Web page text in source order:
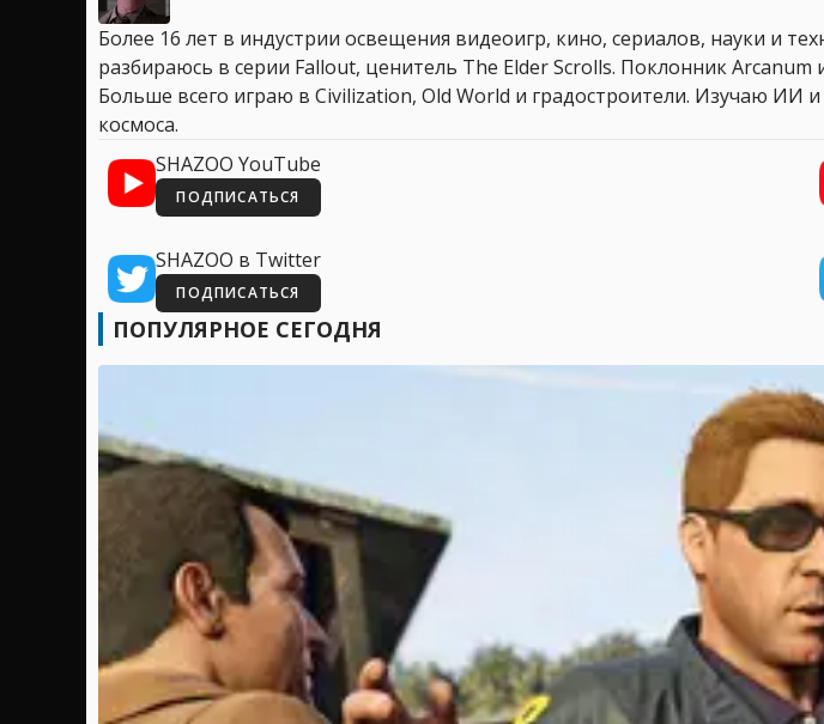
Более 16 лет в индустрии освещения видеоигр, кино, сериалов, науки и
разбираюсь в серии Fallout, ценитель The Elder Scrolls. Поклонник Arcanum
Больше всего играю в Civilization, Old World и градостроители. Изучаю ИИ и
космоса.
SHAZOO YouTube
ПОДПИСАТЬСЯ
SHAZOO в Twitter
ПОДПИСАТЬСЯ
ПОПУЛЯРНОЕ СЕГОДНЯ